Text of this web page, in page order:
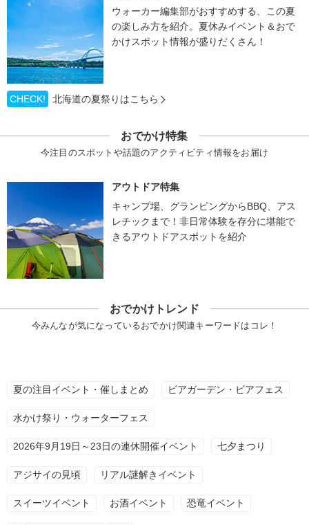
ウォーカー編集部がおすすめする、この夏
の楽しみ方を紹介。夏休みイベント＆おで
かけスポット情報が盛りだくさん！
CHECK! 北海道の夏祭りはこちら
おでかけ特集
今注目のスポットや話題のアクティビティ情報をお届け
アウトドア特集
キャンプ場、グランピングからBBQ、アス
レチックまで！非日常体験を存分に堪能で
きるアウトドアスポットを紹介
おでかけトレンド
今みんなが気になっているおでかけ関連キーワードはコレ！
夏の注目イベント・催しまとめ ビアガーデン・ビアフェス
水かけ祭り・ウォーターフェス
2026年9月19日～23日の連休開催イベント 七夕まつり
アジサイの見頃 リアル謎解きイベント
スイーツイベント お酒イベント 恐竜イベント